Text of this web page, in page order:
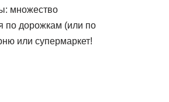
множество
по дорожкам (или по
или супермаркет!